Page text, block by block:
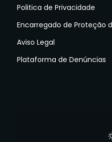
Politica de Privacidade
Encarregado de Proteção
Aviso Legal
Plataforma de Denúncias